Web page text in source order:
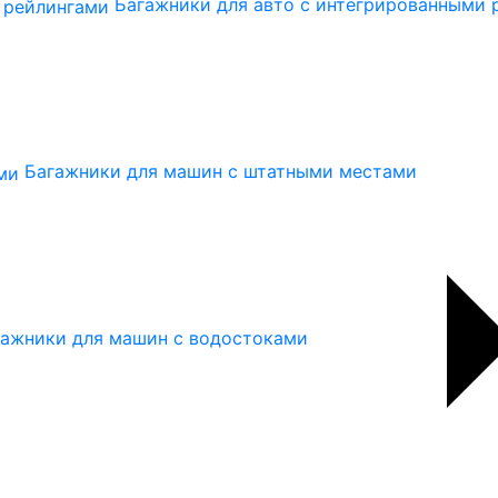
Багажники для авто с интегрированными
Багажники для машин с штатными местами
для машин с водостоками